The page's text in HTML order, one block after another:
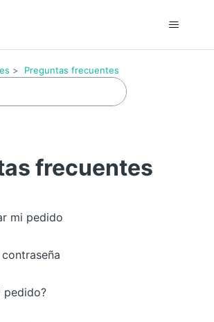
Preguntas frecuentes
frecuentes
mi pedido
pedido?